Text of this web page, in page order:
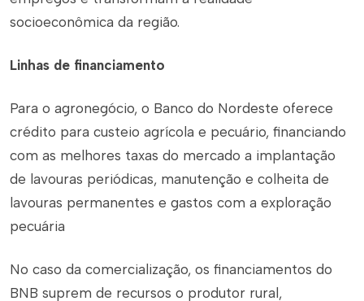
socioeconômica da região.
Linhas de financiamento
Para o agronegócio, o Banco do Nordeste oferece
crédito para custeio agrícola e pecuário, financiando
com as melhores taxas do mercado a implantação
de lavouras periódicas, manutenção e colheita de
lavouras permanentes e gastos com a exploração
pecuária
No caso da comercialização, os financiamentos do
BNB suprem de recursos o produtor rural,